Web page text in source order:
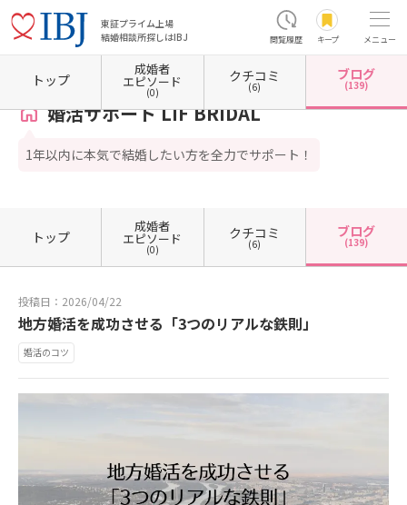
東証プライム上場
結婚相談所探しはIBJ
閲覧履歴 キープ メニュー
ホーム 岐阜県の結婚相談所 岐阜県岐阜市 婚活サポート LIF BRIDAL カウンセラーブ
婚活サポート LIF BRIDAL
1年以内に本気で結婚したい方を全力でサポート！
トップ
成婚者
エピソード
(0)
クチコミ
(6)
ブログ
(139)
トップ
成婚者
エピソード
(0)
クチコミ
(6)
ブログ
(139)
投稿日：2026/04/22
地方婚活を成功させる「3つのリアルな鉄則」
婚活のコツ